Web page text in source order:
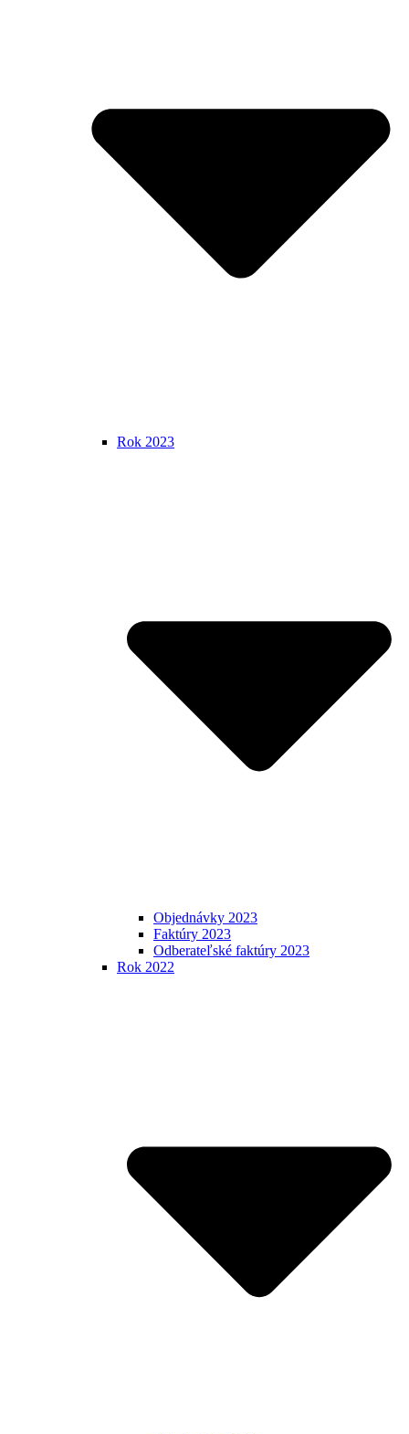
Rok 2023
Objednávky 2023
Faktúry 2023
Odberateľské faktúry 2023
Rok 2022